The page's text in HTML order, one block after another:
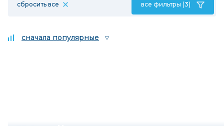
сбросить все все фильтры (3)
сначала популярные